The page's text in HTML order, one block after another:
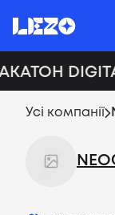
Усі компанії